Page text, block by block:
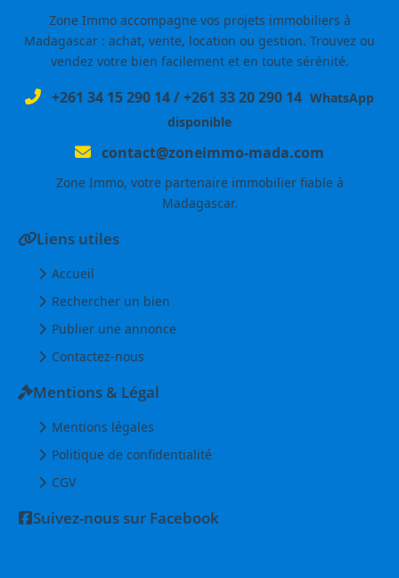
Zone Immo accompagne vos projets immobiliers à
Madagascar : achat, vente, location ou gestion. Trouvez ou
vendez votre bien facilement et en toute sérénité.
+261 34 15 290 14/+261 33 20 290 14 WhatsApp
disponible
contact@zoneimmo-mada.com
Zone Immo, votre partenaire immobilier fiable à
Madagascar.
Liens utiles
Accueil
Rechercher un bien
Publier une annonce
Contactez-nous
Mentions & Légal
Mentions légales
Politique de confidentialité
CGV
Suivez-nous sur Facebook